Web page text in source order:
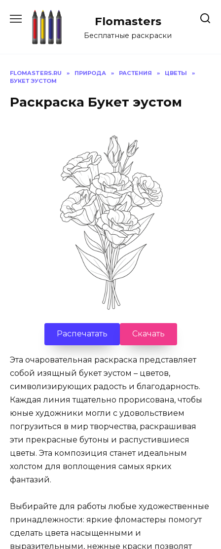
Flomasters
Бесплатные раскраски
FLOMASTERS.RU » ПРИРОДА » РАСТЕНИЯ » ЦВЕТЫ
»
БУКЕТ ЭУСТОМ
Раскраска Букет эустом
Распечатать Скачать
Эта очаровательная раскраска представляет
собой изящный букет эустом – цветов,
символизирующих радость и благодарность.
Каждая линия тщательно прорисована, чтобы
юные художники могли с удовольствием
погрузиться в мир творчества, раскрашивая
эти прекрасные бутоны и распустившиеся
цветы. Эта композиция станет идеальным
холстом для воплощения самых ярких
фантазий.
Выбирайте для работы любые художественные
принадлежности: яркие фломастеры помогут
сделать цвета насыщенными и
выразительными, нежные краски позволят